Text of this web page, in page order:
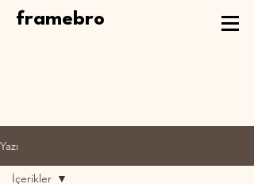
framebro
Yazı
İçerikler